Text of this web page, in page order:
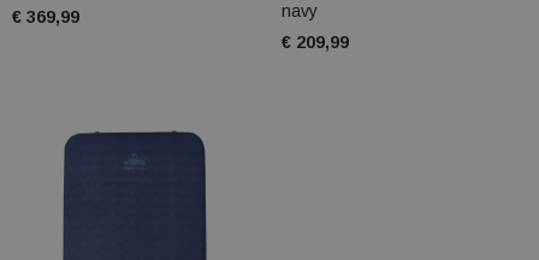
€ 369,99
navy
€ 209,99